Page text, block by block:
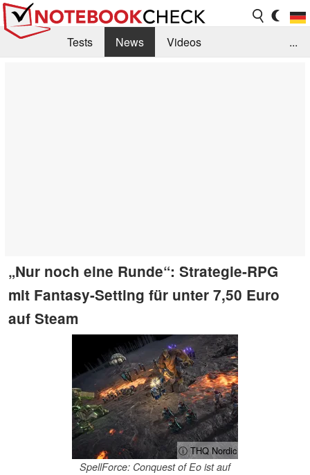
Tests News
Videos
...
„Nur noch eine Runde“: Strategie-RPG
mit Fantasy-Setting für unter 7,50 Euro
auf Steam
ⓘ THQ Nordic
SpellForce: Conquest of Eo ist auf